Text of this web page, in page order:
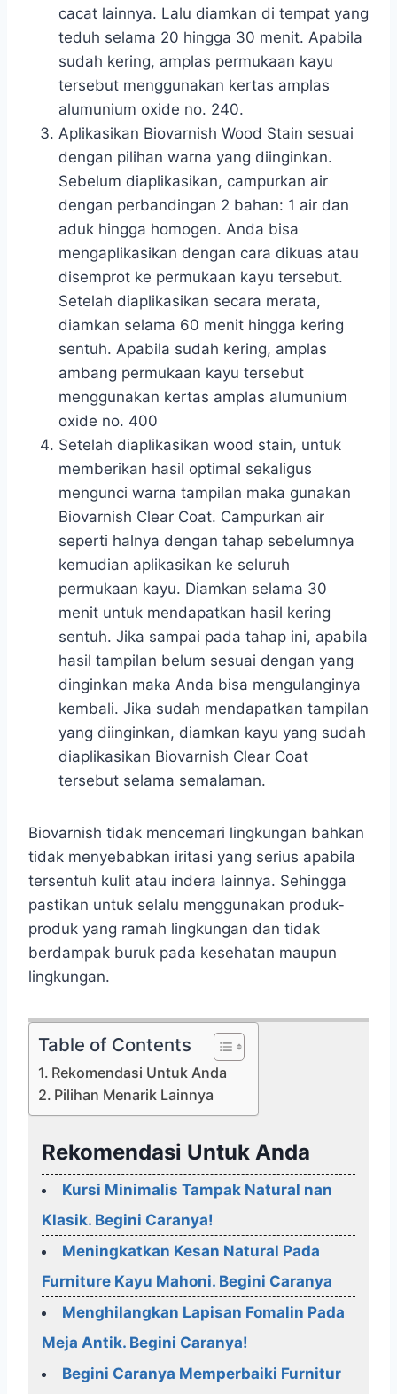
cacat lainnya. Lalu diamkan di tempat yang
teduh selama 20 hingga 30 menit. Apabila
sudah kering, amplas permukaan kayu
tersebut menggunakan kertas amplas
alumunium oxide no. 240.
Aplikasikan Biovarnish Wood Stain sesuai
dengan pilihan warna yang diinginkan.
Sebelum diaplikasikan, campurkan air
dengan perbandingan 2 bahan: 1 air dan
aduk hingga homogen. Anda bisa
mengaplikasikan dengan cara dikuas atau
disemprot ke permukaan kayu tersebut.
Setelah diaplikasikan secara merata,
diamkan selama 60 menit hingga kering
sentuh. Apabila sudah kering, amplas
ambang permukaan kayu tersebut
menggunakan kertas amplas alumunium
oxide no. 400
Setelah diaplikasikan wood stain, untuk
memberikan hasil optimal sekaligus
mengunci warna tampilan maka gunakan
Biovarnish Clear Coat. Campurkan air
seperti halnya dengan tahap sebelumnya
kemudian aplikasikan ke seluruh
permukaan kayu. Diamkan selama 30
menit untuk mendapatkan hasil kering
sentuh. Jika sampai pada tahap ini, apabila
hasil tampilan belum sesuai dengan yang
dinginkan maka Anda bisa mengulanginya
kembali. Jika sudah mendapatkan tampilan
yang diinginkan, diamkan kayu yang sudah
diaplikasikan Biovarnish Clear Coat
tersebut selama semalaman.
Biovarnish tidak mencemari lingkungan bahkan
tidak menyebabkan iritasi yang serius apabila
tersentuh kulit atau indera lainnya. Sehingga
pastikan untuk selalu menggunakan produk-
produk yang ramah lingkungan dan tidak
berdampak buruk pada kesehatan maupun
lingkungan.
Table of Contents
Rekomendasi Untuk Anda
Pilihan Menarik Lainnya
Rekomendasi Untuk Anda
Kursi Minimalis Tampak Natural nan
Klasik. Begini Caranya!
Meningkatkan Kesan Natural Pada
Furniture Kayu Mahoni. Begini Caranya
Menghilangkan Lapisan Fomalin Pada
Meja Antik. Begini Caranya!
Begini Caranya Memperbaiki Furnitur